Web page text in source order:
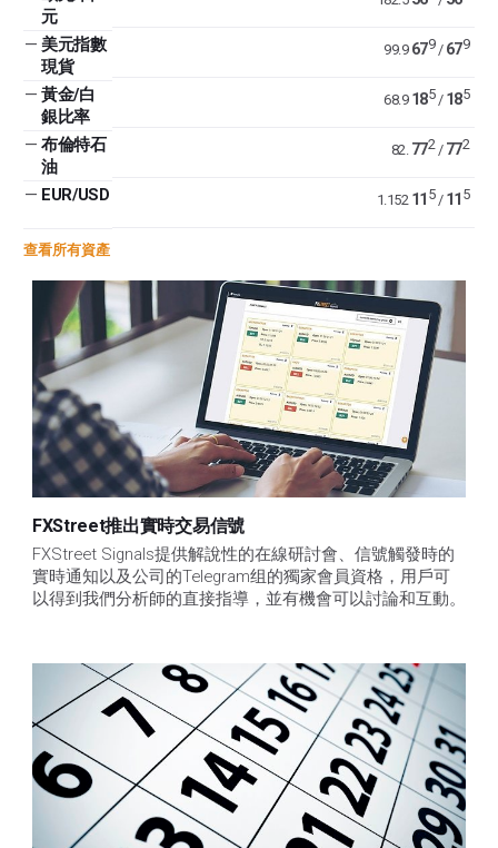
元
— 美元指數
現貨
99.9 679/ 679
— 黃金/白
銀比率
68.9 185/ 185
— 布倫特石
油
82. 772/ 772
— EUR/USD 1.152 11 5/ 11 5
查看所有資產
FXStreet推出實時交易信號
FXStreet Signals提供解說性的在線研討會、信號觸發時的
實時通知以及公司的Telegram组的獨家會員資格，用戶可
以得到我們分析師的直接指導，並有機會可以討論和互動。